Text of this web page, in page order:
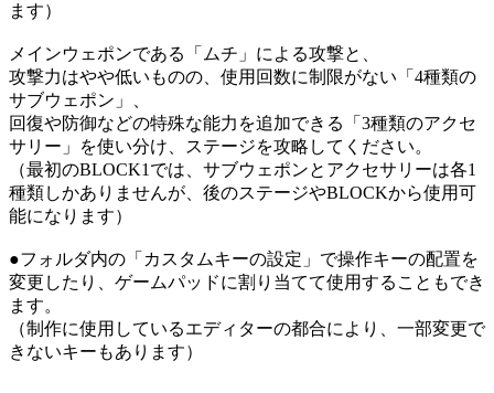
ます）
メインウェポンである「ムチ」による攻撃と、
攻撃力はやや低いものの、使用回数に制限がない「4種類の
サブウェポン」、
回復や防御などの特殊な能力を追加できる「3種類のアクセ
サリー」を使い分け、ステージを攻略してください。
（最初のBLOCK1では、サブウェポンとアクセサリーは各1
種類しかありませんが、後のステージやBLOCKから使用可
能になります）
●フォルダ内の「カスタムキーの設定」で操作キーの配置を
変更したり、ゲームパッドに割り当てて使用することもでき
ます。
（制作に使用しているエディターの都合により、一部変更で
きないキーもあります）